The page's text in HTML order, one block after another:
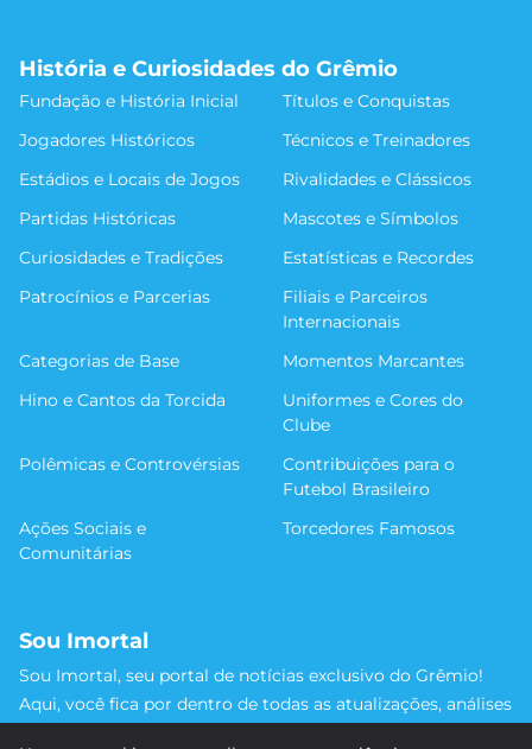
História e Curiosidades do Grêmio
Fundação e História Inicial
Títulos e Conquistas
Jogadores Históricos
Técnicos e Treinadores
Estádios e Locais de Jogos
Rivalidades e Clássicos
Partidas Históricas
Mascotes e Símbolos
Curiosidades e Tradições
Estatísticas e Recordes
Patrocínios e Parcerias
Filiais e Parceiros
Internacionais
Categorias de Base
Momentos Marcantes
Hino e Cantos da Torcida
Uniformes e Cores do
Clube
Polêmicas e Controvérsias
Contribuições para o
Futebol Brasileiro
Ações Sociais e
Comunitárias
Torcedores Famosos
Sou Imortal
Sou Imortal, seu portal de notícias exclusivo do Grêmio!
Aqui, você fica por dentro de todas as atualizações, análises